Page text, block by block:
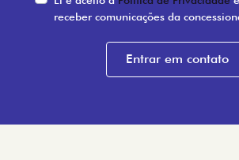
receber comunicações da
Entrar em contato